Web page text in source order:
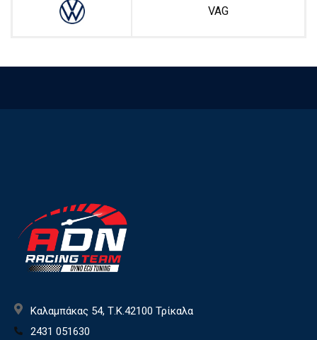
VAG
Καλαμπάκας 54, Τ.Κ.42100 Τρίκαλα
2431 051630